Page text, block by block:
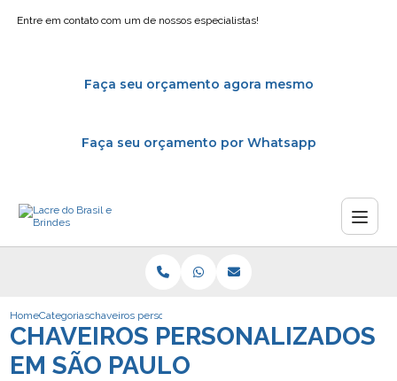
Entre em contato com um de nossos especialistas!
Faça seu orçamento agora mesmo
Faça seu orçamento por Whatsapp
HomeCategoriaschaveiros personalizados sao paulo
CHAVEIROS PERSONALIZADOS
EM SÃO PAULO